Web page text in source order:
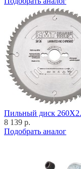
Пильный диск
8 139 р.
Подобрать аналог